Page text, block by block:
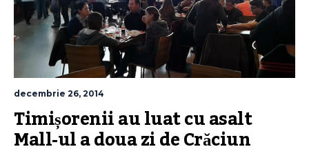
decembrie 26, 2014
Timișorenii au luat cu asalt
Mall-ul a doua zi de Crăciun